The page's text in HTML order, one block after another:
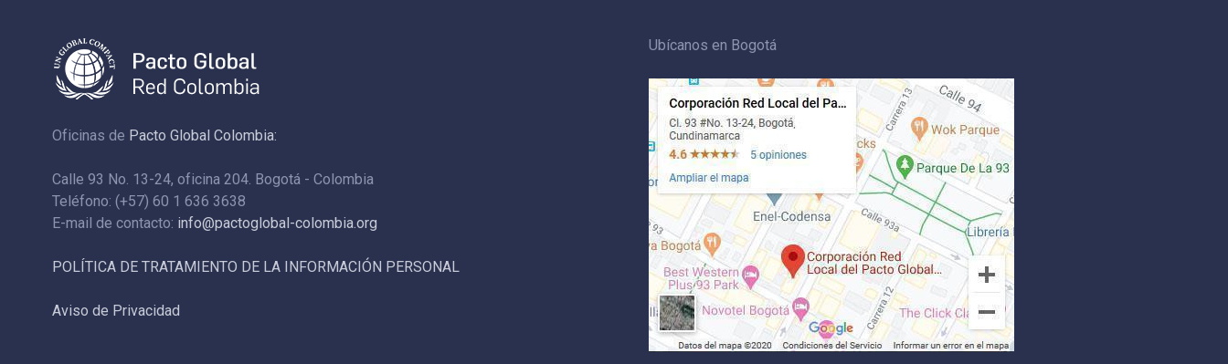
Oficinas de Pacto Global Colombia:
Calle 93 No. 13-24, oficina 204. Bogotá - Colombia
Teléfono: (+57) 60 1 636 3638
E-mail de contacto: info@pactoglobal-colombia.org
POLÍTICA DE TRATAMIENTO DE LA INFORMACIÓN PERSONAL
Aviso de Privacidad
Ubícanos en Bogotá